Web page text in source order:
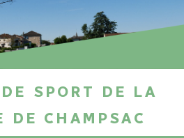
sport de la
de Champsac